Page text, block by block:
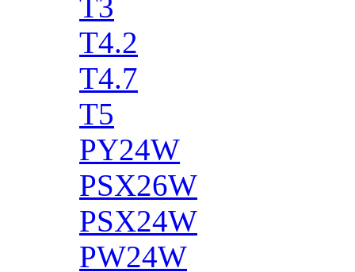
T4.2
T4.7
T5
PY24W
PSX26W
PSX24W
PW24W